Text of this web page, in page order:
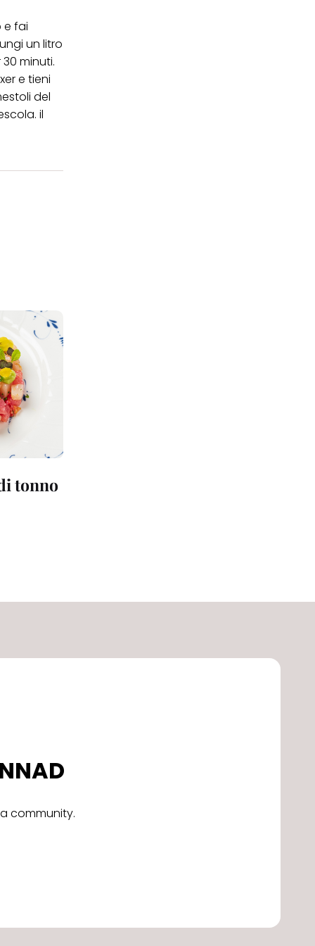
e fai
un litro
minuti.
e tieni
del
il
tonno
community.
cookie e consentirli
e al trattamento dei
tecnicamente